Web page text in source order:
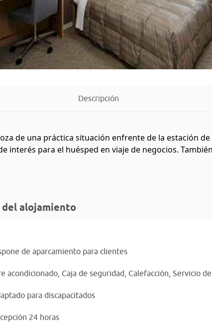
Descripción
de una práctica situación enfrente de la estación
interés para el huésped en viaje de negocios.
del alojamiento
de aparcamiento para clientes
acondicionado, Caja de seguridad, Calefacción, Servicio
para discapacitados
24 horas